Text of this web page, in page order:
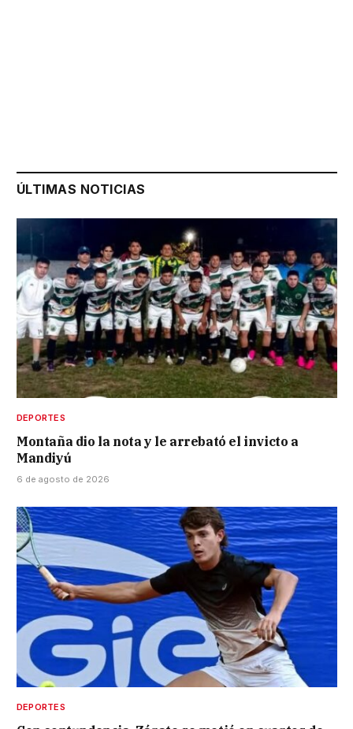
ÚLTIMAS NOTICIAS
DEPORTES
Montaña dio la nota y le arrebató el invicto a
Mandiyú
6 de agosto de 2026
DEPORTES